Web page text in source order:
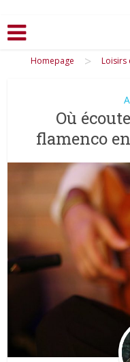
Homepage > Loisirs
Où
flamenco